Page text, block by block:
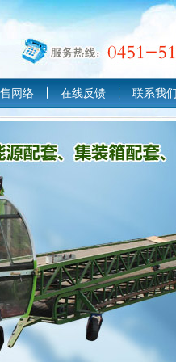
网络 在线反馈 联系我们